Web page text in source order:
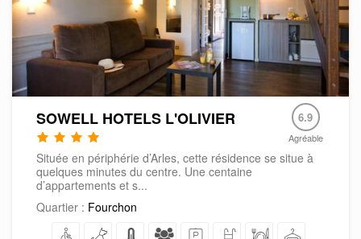
SOWELL HOTELS L'OLIVIER 6.9
Agréable
Située en périphérie d’Arles, cette résidence se situe à
quelques minutes du centre. Une centaine
d’appartements et s...
Quartier : Fourchon